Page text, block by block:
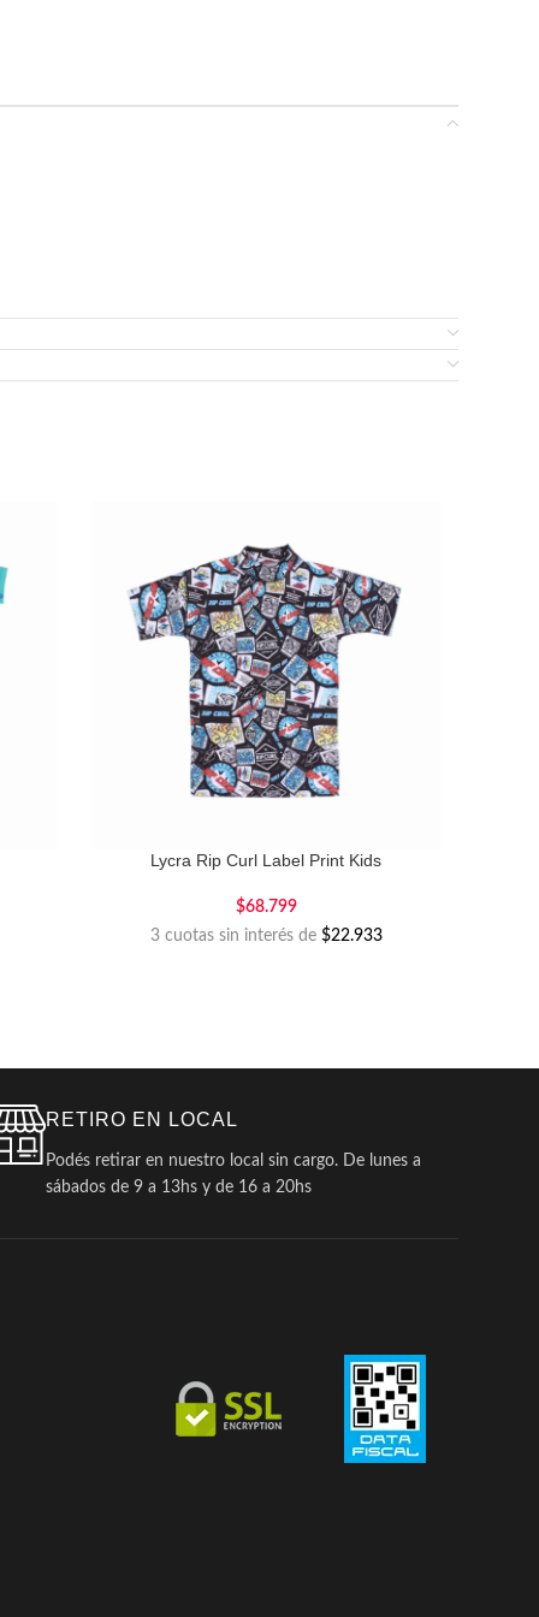
Lycra Rip Curl Label Print Kids
$68.799
3 cuotas sin interés de $22.933
RETIRO EN LOCAL
Podés retirar en nuestro local sin cargo. De lunes a
sábados de 9 a 13hs y de 16 a 20hs